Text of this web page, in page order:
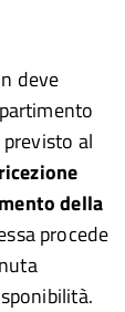
deve
al
della
procede